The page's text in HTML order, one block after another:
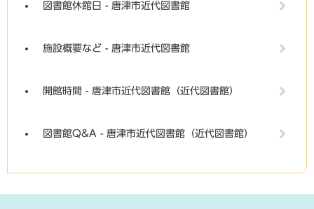
図書館休館日 - 唐津市近代図書館
施設概要など - 唐津市近代図書館
開館時間 - 唐津市近代図書館（近代図書館）
図書館Q&A - 唐津市近代図書館（近代図書館）